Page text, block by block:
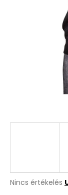
A
Nincs értékelés